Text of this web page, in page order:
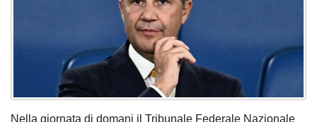
Nella giornata di domani il Tribunale Federale Nazionale